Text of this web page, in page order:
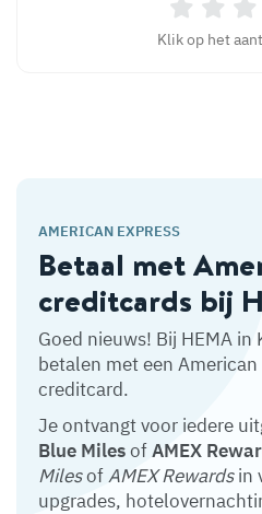
Klik op het
AMERICAN EXPRESS
Betaal met
creditcards bij
Goed nieuws! Bij HEMA in
betalen met een American
creditcard.
Je ontvangt voor iedere
Blue MilesofAMEX
MilesofAMEX Rewardsin
upgrades,